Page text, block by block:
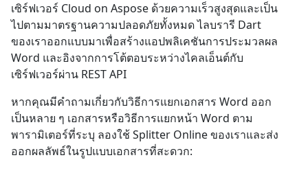
เซิร์ฟเวอร์ Cloud on Aspose ด้วยความเร็วสูงสุดและเป็น
ไปตามมาตรฐานความปลอดภัยทั้งหมด ไลบรารี Dart
ของเราออกแบบมาเพื่อสร้างแอปพลิเคชันการประมวลผล
Word และอิงจากการโต้ตอบระหว่างไคลเอ็นต์กับ
เซิร์ฟเวอร์ผ่าน REST API
หากคุณมีคำถามเกี่ยวกับวิธีการแยกเอกสาร Word ออก
เป็นหลาย ๆ เอกสารหรือวิธีการแยกหน้า Word ตาม
พารามิเตอร์ที่ระบุ ลองใช้ Splitter Online ของเราและส่ง
ออกผลลัพธ์ในรูปแบบเอกสารที่สะดวก: